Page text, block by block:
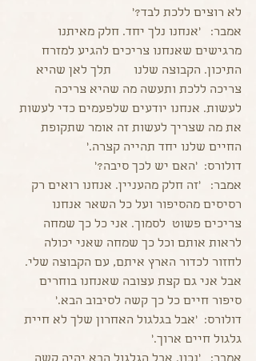
לא רוצים ללכת לבד?'
אמבר:   'אנחנו נלך יחד. חלק מאיתנו
מרגישים שאנחנו צריכים להגיע למזרח
התיכון. הקבוצה שלנו       תלך לאן שהיא
צריכה ללכת ותעשה מה שהיא צריכה
לעשות. אנחנו יודעים שלפעמים כדי לעשות
את מה שצריך לעשות זה אומר שתקופת
החיים שלנו יחד תהייה קצרה.'
דולורס:  'האם יש לכך סיבה?'
אמבר:   'זה חלק מהעניין. אנחנו רואים רק
רסיסים מהסיפור ועל כל השאר אנחנו
צריכים פשוט  לסמוך. אני כל כך שמחה
לראות אותם וכל כך שמחה שאני יכולה
לחזור לכדור הארץ איתם, עם הקבוצה שלי.
אבל אני גם קצת עצובה שאנחנו בוחרים
סיפור חיים כל כך קשה לסיבוב הבא.'
דולורס:  'אבל בגלגול האחרון שלך לא חיית
גלגול חיים ארוך.'